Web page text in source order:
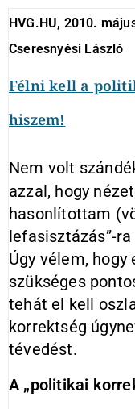
HVG.HU, 2010.
Cseresnyési László
Félni kell a
hiszem!
Nem volt
azzal, hogy
hasonlítottam
lefasisztázás”-
Úgy vélem,
szükséges
tehát el kell
korrektség
tévedést.
A „politikai